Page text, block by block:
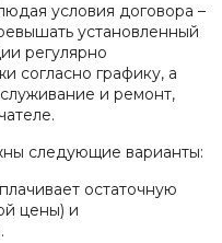
условия договора –
установленный
регулярно
согласно графику, а
и ремонт,
следующие варианты:
остаточную
цены) и